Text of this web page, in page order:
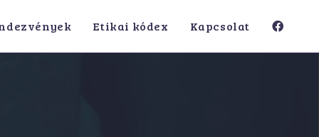
Etikai kódex Kapcsolat